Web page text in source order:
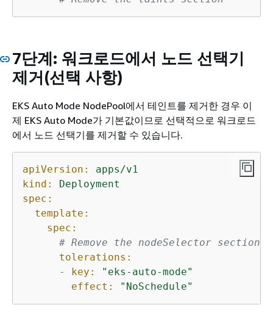
7단계: 워크로드에서 노드 선택기
제거(선택 사항)
EKS Auto Mode NodePool에서 테인트를 제거한 경우 이
제 EKS Auto Mode가 기본값이므로 선택적으로 워크로드
에서 노드 선택기를 제거할 수 있습니다.
apiVersion:
apps/v1
kind:
Deployment
spec:
template:
spec:
# Remove the nodeSelector section
tolerations:
-
key:
"eks-auto-mode"
effect:
"NoSchedule"